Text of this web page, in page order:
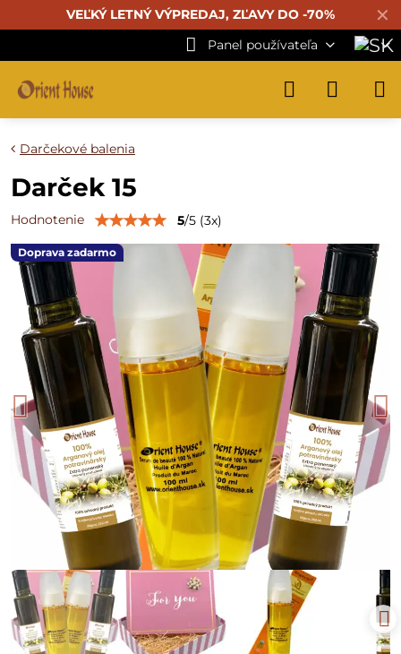
✕
VEĽKÝ LETNÝ VÝPREDAJ, ZĽAVY DO -70%
Panel používateľa
Doprava zadarmo
Darčekové balenia
Darček 15
Hodnotenie 5/5 (3x)